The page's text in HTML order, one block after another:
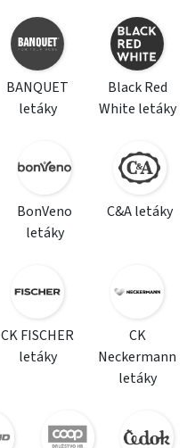
BANQUET
letáky
Black Red
White letáky
BonVeno
letáky
C&A letáky
CK FISCHER
letáky
CK
Neckermann
letáky